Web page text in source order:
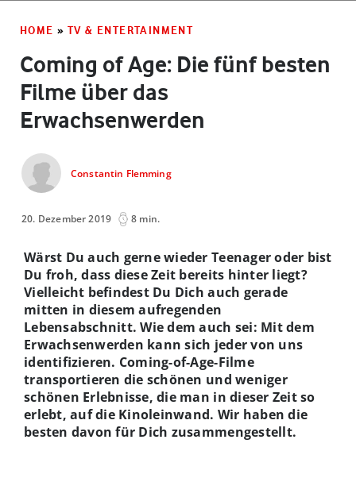
HOME » TV & ENTERTAINMENT
Coming of Age: Die fünf besten
Filme über das
Erwachsenwerden
Constantin Flemming
20. Dezember 2019 8 min.
Wärst Du auch gerne wieder Teenager oder bist
Du froh, dass diese Zeit bereits hinter liegt?
Vielleicht befindest Du Dich auch gerade
mitten in diesem aufregenden
Lebensabschnitt. Wie dem auch sei: Mit dem
Erwachsenwerden kann sich jeder von uns
identifizieren. Coming-of-Age-Filme
transportieren die schönen und weniger
schönen Erlebnisse, die man in dieser Zeit so
erlebt, auf die Kinoleinwand. Wir haben die
besten davon für Dich zusammengestellt.